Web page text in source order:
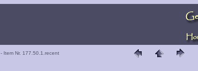
- Item Nr. 177.50.1.recent